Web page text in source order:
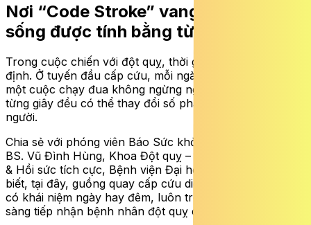
Nơi “Code Stroke” vang lên và sự
sống được tính bằng từng phút
Trong cuộc chiến với đột quỵ, thời gian là yếu tố quyết
định. Ở tuyến đầu cấp cứu, mỗi ngày của các bác sĩ là
một cuộc chạy đua không ngừng nghỉ, nơi từng phút,
từng giây đều có thể thay đổi số phận của một con
người.
Chia sẻ với phóng viên Báo Sức khỏe và Đời sống, Th.S,
BS. Vũ Đình Hùng, Khoa Đột quỵ – Trung tâm Cấp cứu
& Hồi sức tích cực, Bệnh viện Đại học Y Hà Nội cho
biết, tại đây, guồng quay cấp cứu diễn ra liên tục, không
có khái niệm ngày hay đêm, luôn trong trạng thái sẵn
sàng tiếp nhận bệnh nhân đột quỵ cấp.